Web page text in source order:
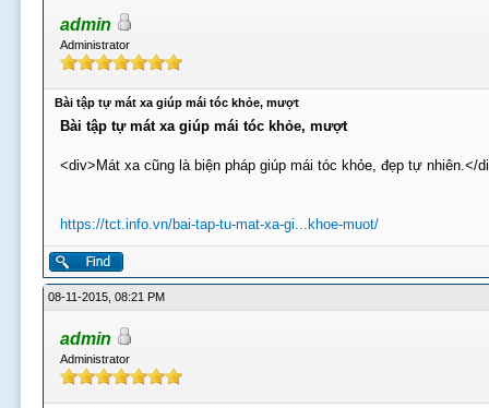
admin
Administrator
Bài tập tự mát xa giúp mái tóc khỏe, mượt
Bài tập tự mát xa giúp mái tóc khỏe, mượt
<div>Mát xa cũng là biện pháp giúp mái tóc khỏe, đẹp tự nhiên.</
https://tct.info.vn/bai-tap-tu-mat-xa-gi...khoe-muot/
08-11-2015, 08:21 PM
admin
Administrator